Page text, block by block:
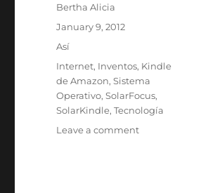
Author
Bertha Alicia
Posted
January 9, 2012
Categories
Así
Tags
Internet, Inventos, Kindle
de Amazon,Sistema
Operativo,SolarFocus,
SolarKindle,Tecnología
Leave a commenton